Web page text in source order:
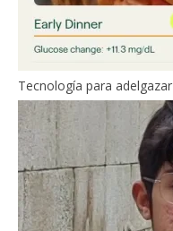
Tecnología para adelgazar